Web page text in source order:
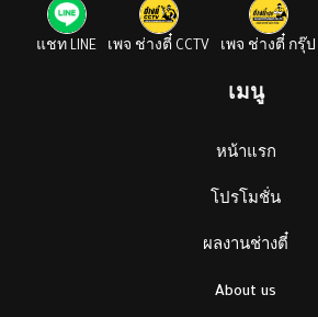
แชท LINE เพจ ช่างตี๋ CCTV เพจ ช่างตี๋ กรุ๊ป
เมนู
หน้าแรก
โปรโมชั่น
ผลงานช่างตี๋
About us